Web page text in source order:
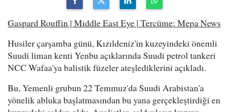
Gaspard Rouffin | Middle East Eye | Tercüme: Mepa News
Husiler çarşamba günü, Kızıldeniz'in kuzeyindeki önemli
Suudi liman kenti Yenbu açıklarında Suudi petrol tankeri
NCC Wafaa'ya balistik füzeler ateşlediklerini açıkladı.
Bu, Yemenli grubun 22 Temmuz'da Suudi Arabistan'a
yönelik abluka başlatmasından bu yana gerçekleştirdiği en